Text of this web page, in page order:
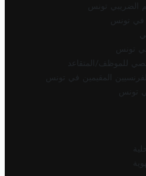
الضريبي تونس
في تونس
تونس
للموظف/المتقاعد
المقيمين في تونس
تونس